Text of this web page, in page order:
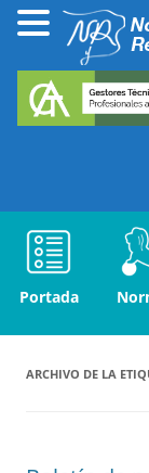
Portada
ARCHIVO DE LA